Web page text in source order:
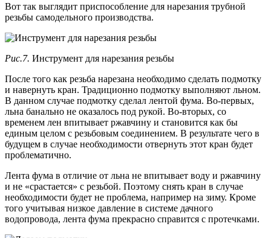
Вот так выглядит приспособление для нарезания трубной
резьбы самодельного производства.
Рис.7. Инструмент для нарезания резьбы
После того как резьба нарезана необходимо сделать подмотку
и навернуть кран. Традиционно подмотку выполняют льном.
В данном случае подмотку сделал лентой фума. Во-первых,
льна банально не оказалось под рукой. Во-вторых, со
временем лен впитывает ржавчину и становится как бы
единым целом с резьбовым соединением. В результате чего в
будущем в случае необходимости отвернуть этот кран будет
проблематично.
Лента фума в отличие от льна не впитывает воду и ржавчину
и не «срастается» с резьбой. Поэтому снять кран в случае
необходимости будет не проблема, например на зиму. Кроме
того учитывая низкое давление в системе дачного
водопровода, лента фума прекрасно справится с протечками.